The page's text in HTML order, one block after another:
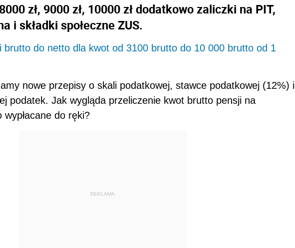
zł, 9000 zł, 10000 zł dodatkowo zaliczki na PIT,
i składki społeczne ZUS.
brutto do netto dla kwot od 3100 brutto do 10 000 brutto od 1
nowe przepisy o skali podatkowej, stawce podatkowej (12%) i
podatek. Jak wygląda przeliczenie kwot brutto pensji na
wypłacane do ręki?
REKLAMA